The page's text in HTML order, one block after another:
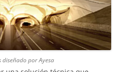
diseñado por Ayesa